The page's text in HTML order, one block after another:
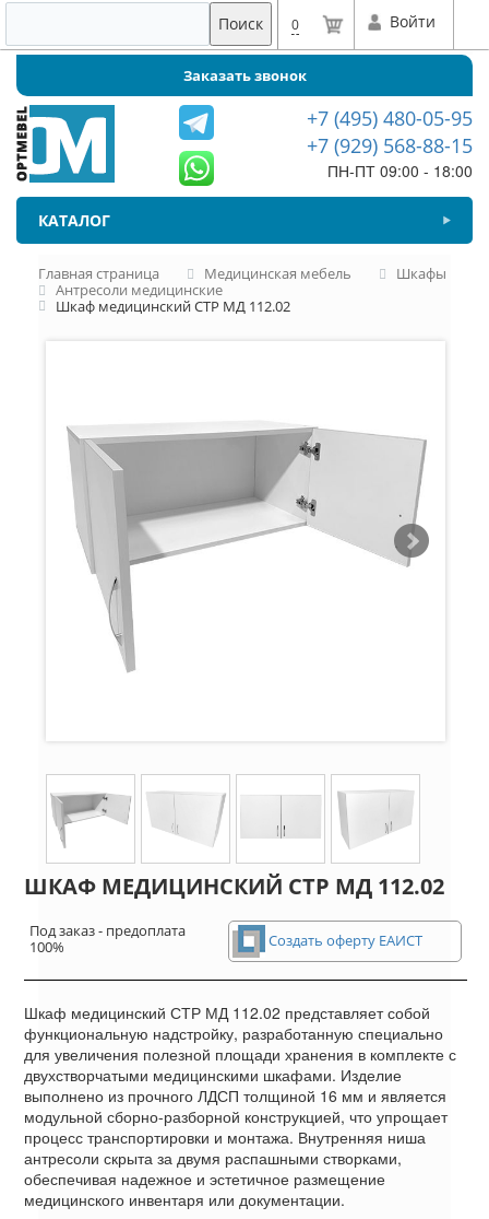
Поиск 0 Войти
Заказать звонок
+7 (495) 480-05-95
+7 (929) 568-88-15
ПН-ПТ 09:00 - 18:00
КАТАЛОГ
Главная страница Медицинская мебель
Шкафы
Антресоли медицинские
Шкаф медицинский СТР МД 112.02
ШКАФ МЕДИЦИНСКИЙ СТР МД 112.02
Под заказ - предоплата
100%
Создать оферту ЕАИСТ
Шкаф медицинский СТР МД 112.02 представляет собой
функциональную надстройку, разработанную специально
для увеличения полезной площади хранения в комплекте с
двухстворчатыми медицинскими шкафами. Изделие
выполнено из прочного ЛДСП толщиной 16 мм и является
модульной сборно-разборной конструкцией, что упрощает
процесс транспортировки и монтажа. Внутренняя ниша
антресоли скрыта за двумя распашными створками,
обеспечивая надежное и эстетичное размещение
медицинского инвентаря или документации.